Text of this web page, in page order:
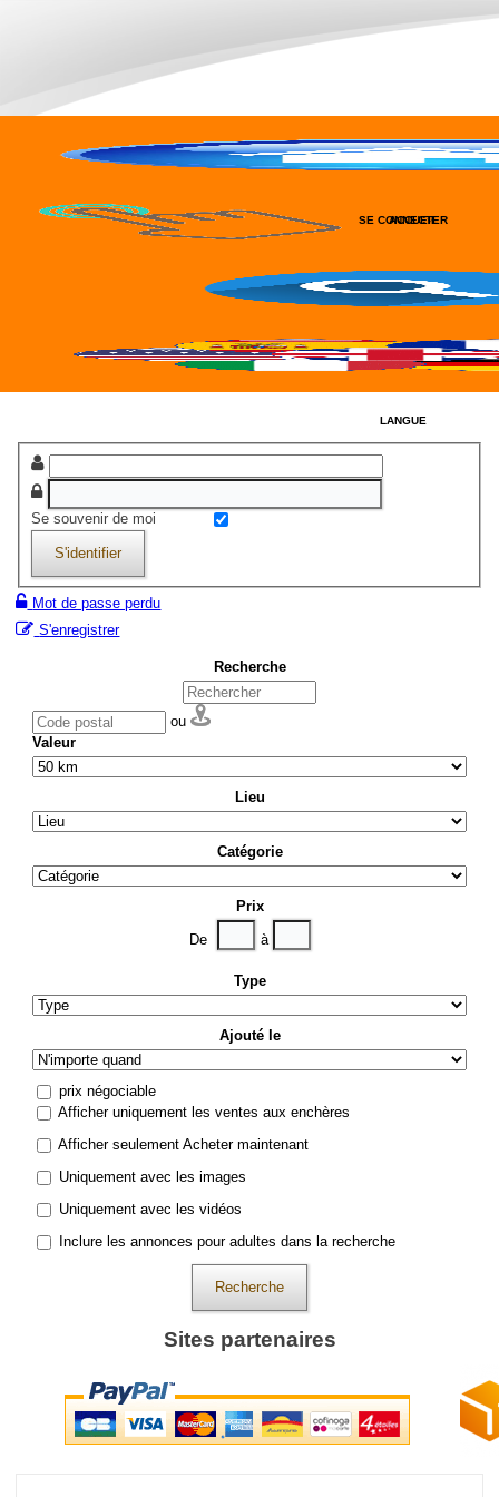
ACCUEIL
SE CONNECTER
RECHERCHER
LANGUE
Se souvenir de moi
S'identifier
Mot de passe perdu
S'enregistrer
Recherche
ou
Valeur
Lieu
Catégorie
Prix
De
à
Type
Ajouté le
prix négociable
Afficher uniquement les ventes aux enchères
Afficher seulement Acheter maintenant
Uniquement avec les images
Uniquement avec les vidéos
Inclure les annonces pour adultes dans la recherche
Recherche
Sites partenaires